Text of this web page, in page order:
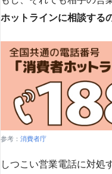
ホットラインに相談する
参考： 消費者庁
しつこい営業電話に対処